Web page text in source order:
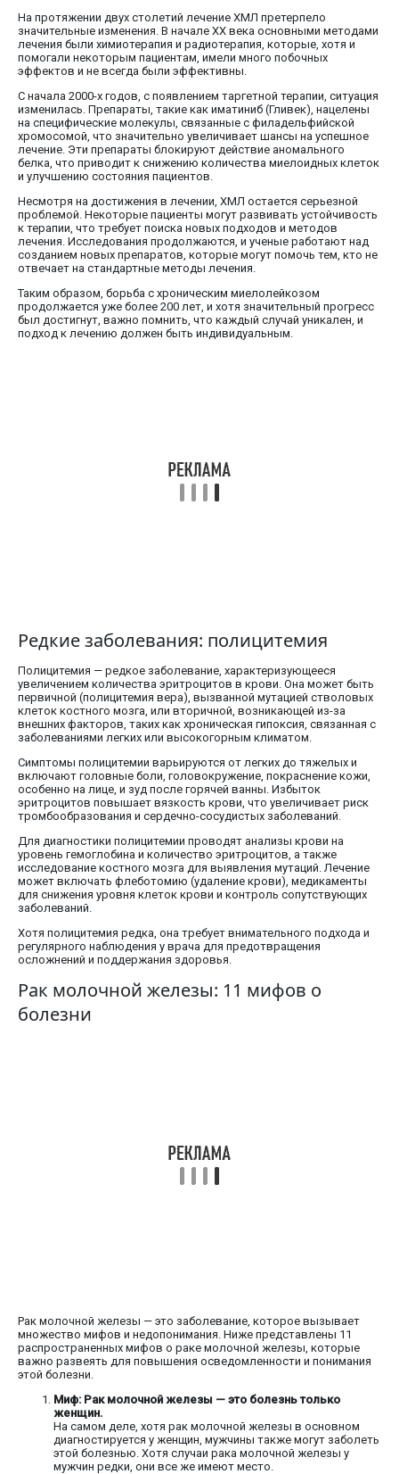
На протяжении двух столетий лечение ХМЛ претерпело
значительные изменения. В начале XX века основными методами
лечения были химиотерапия и радиотерапия, которые, хотя и
помогали некоторым пациентам, имели много побочных
эффектов и не всегда были эффективны.
С начала 2000-х годов, с появлением таргетной терапии, ситуация
изменилась. Препараты, такие как иматиниб (Гливек), нацелены
на специфические молекулы, связанные с филадельфийской
хромосомой, что значительно увеличивает шансы на успешное
лечение. Эти препараты блокируют действие аномального
белка, что приводит к снижению количества миелоидных клеток
и улучшению состояния пациентов.
Несмотря на достижения в лечении, ХМЛ остается серьезной
проблемой. Некоторые пациенты могут развивать устойчивость
к терапии, что требует поиска новых подходов и методов
лечения. Исследования продолжаются, и ученые работают над
созданием новых препаратов, которые могут помочь тем, кто не
отвечает на стандартные методы лечения.
Таким образом, борьба с хроническим миелолейкозом
продолжается уже более 200 лет, и хотя значительный прогресс
был достигнут, важно помнить, что каждый случай уникален, и
подход к лечению должен быть индивидуальным.
Редкие заболевания: полицитемия
Полицитемия — редкое заболевание, характеризующееся
увеличением количества эритроцитов в крови. Она может быть
первичной (полицитемия вера), вызванной мутацией стволовых
клеток костного мозга, или вторичной, возникающей из-за
внешних факторов, таких как хроническая гипоксия, связанная с
заболеваниями легких или высокогорным климатом.
Симптомы полицитемии варьируются от легких до тяжелых и
включают головные боли, головокружение, покраснение кожи,
особенно на лице, и зуд после горячей ванны. Избыток
эритроцитов повышает вязкость крови, что увеличивает риск
тромбообразования и сердечно-сосудистых заболеваний.
Для диагностики полицитемии проводят анализы крови на
уровень гемоглобина и количество эритроцитов, а также
исследование костного мозга для выявления мутаций. Лечение
может включать флеботомию (удаление крови), медикаменты
для снижения уровня клеток крови и контроль сопутствующих
заболеваний.
Хотя полицитемия редка, она требует внимательного подхода и
регулярного наблюдения у врача для предотвращения
осложнений и поддержания здоровья.
Рак молочной железы: 11 мифов о
болезни
Рак молочной железы — это заболевание, которое вызывает
множество мифов и недопонимания. Ниже представлены 11
распространенных мифов о раке молочной железы, которые
важно развеять для повышения осведомленности и понимания
этой болезни.
Миф: Рак молочной железы — это болезнь только
женщин.
На самом деле, хотя рак молочной железы в основном
диагностируется у женщин, мужчины также могут заболеть
этой болезнью. Хотя случаи рака молочной железы у
мужчин редки, они все же имеют место.